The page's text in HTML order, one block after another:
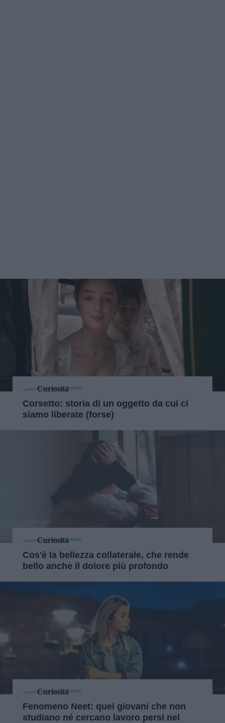
Curiosità
Corsetto: storia di un oggetto da cui ci
siamo liberate (forse)
Curiosità
Cos'è la bellezza collaterale, che rende
bello anche il dolore più profondo
Curiosità
Fenomeno Neet: quei giovani che non
studiano né cercano lavoro persi nel